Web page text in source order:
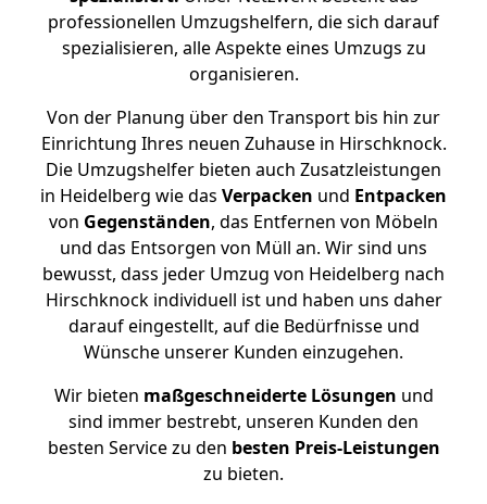
professionellen Umzugshelfern, die sich darauf
spezialisieren, alle Aspekte eines Umzugs zu
organisieren.
Von der Planung über den Transport bis hin zur
Einrichtung Ihres neuen Zuhause in Hirschknock.
Die Umzugshelfer bieten auch Zusatzleistungen
in Heidelberg wie das Verpacken und Entpacken
von Gegenständen, das Entfernen von Möbeln
und das Entsorgen von Müll an. Wir sind uns
bewusst, dass jeder Umzug von Heidelberg nach
Hirschknock individuell ist und haben uns daher
darauf eingestellt, auf die Bedürfnisse und
Wünsche unserer Kunden einzugehen.
Wir bieten maßgeschneiderte Lösungen und
sind immer bestrebt, unseren Kunden den
besten Service zu den besten Preis-Leistungen
zu bieten.